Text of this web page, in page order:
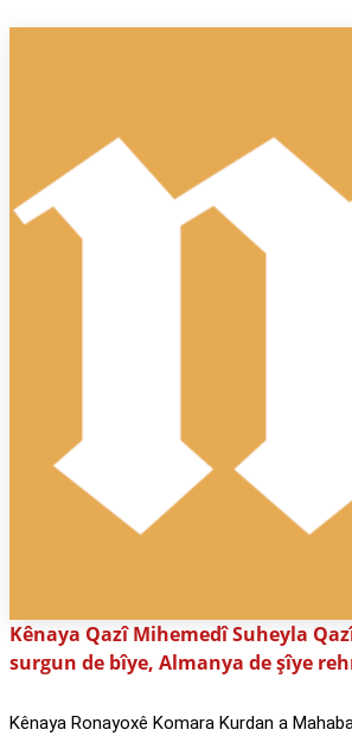
Kênaya Qazî Mihemedî Suheyla
surgun de bîye, Almanya de şîye
Kênaya Ronayoxê Komara Kurdan a